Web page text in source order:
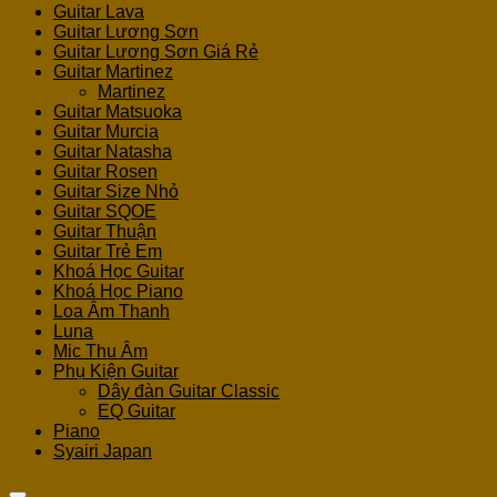
Guitar Lava
Guitar Lương Sơn
Guitar Lương Sơn Giá Rẻ
Guitar Martinez
Martinez
Guitar Matsuoka
Guitar Murcia
Guitar Natasha
Guitar Rosen
Guitar Size Nhỏ
Guitar SQOE
Guitar Thuận
Guitar Trẻ Em
Khoá Học Guitar
Khoá Học Piano
Loa Âm Thanh
Luna
Mic Thu Âm
Phụ Kiện Guitar
Dây đàn Guitar Classic
EQ Guitar
Piano
Syairi Japan